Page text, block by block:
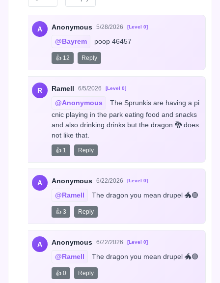
A Anonymous 5/28/2026 [Level 0]
@Bayrem poop 46457
👍 12 Reply
R Ramell 6/5/2026 [Level 0]
@Anonymous
The Sprunkis are having a pi
cnic playing in the park eating food and snacks
and also drinking drinks but the dragon 🐉 does
not like that.
👍 1 Reply
A Anonymous 6/22/2026 [Level 0]
@Ramell The dragon you mean drupel 🐲🟣
👍 3 Reply
A Anonymous 6/22/2026 [Level 0]
@Ramell The dragon you mean drupel 🐲🟣
👍 0 Reply